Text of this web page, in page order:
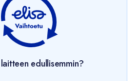
edullisemmin?